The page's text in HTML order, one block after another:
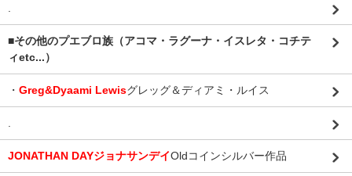
■その他のプエブロ族（アコマ・ラグーナ・イスレタ・コチテ
ィetc...）
・ Greg&Dyaami Lewisグレッグ＆ディアミ・ルイス
JONATHAN DAYジョナサンデイOldコインシルバー作品